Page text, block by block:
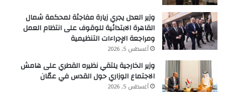
وزير العدل يجري زيارة مفاجئة لمحكمة شمال
القاهرة الابتدائية للوقوف على انتظام العمل
ومراجعة الإجراءات التنظيمية
أغسطس 5, 2026
وزير الخارجية يلتقي نظيره القطري على هامش
الاجتماع الوزاري حول القدس في عمّان
أغسطس 5, 2026